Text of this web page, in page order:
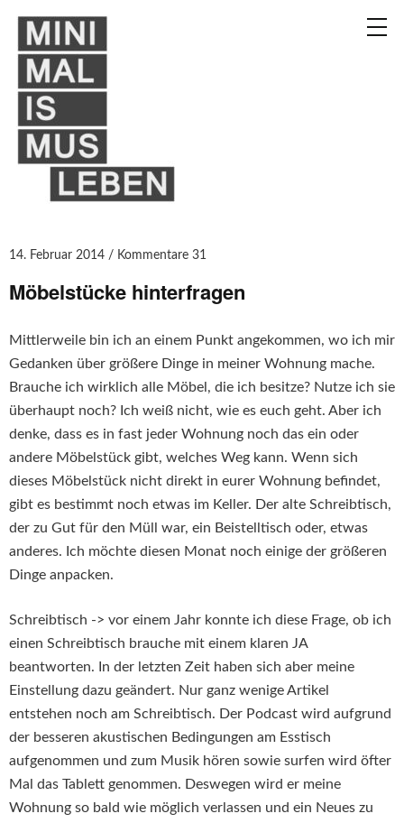
14. Februar 2014 Kommentare 31
Möbelstücke hinterfragen
Mittlerweile bin ich an einem Punkt angekommen, wo ich mir
Gedanken über größere Dinge in meiner Wohnung mache.
Brauche ich wirklich alle Möbel, die ich besitze? Nutze ich sie
überhaupt noch? Ich weiß nicht, wie es euch geht. Aber ich
denke, dass es in fast jeder Wohnung noch das ein oder
andere Möbelstück gibt, welches Weg kann. Wenn sich
dieses Möbelstück nicht direkt in eurer Wohnung befindet,
gibt es bestimmt noch etwas im Keller. Der alte Schreibtisch,
der zu Gut für den Müll war, ein Beistelltisch oder, etwas
anderes. Ich möchte diesen Monat noch einige der größeren
Dinge anpacken.
Schreibtisch -> vor einem Jahr konnte ich diese Frage, ob ich
einen Schreibtisch brauche mit einem klaren JA
beantworten. In der letzten Zeit haben sich aber meine
Einstellung dazu geändert. Nur ganz wenige Artikel
entstehen noch am Schreibtisch. Der Podcast wird aufgrund
der besseren akustischen Bedingungen am Esstisch
aufgenommen und zum Musik hören sowie surfen wird öfter
Mal das Tablett genommen. Deswegen wird er meine
Wohnung so bald wie möglich verlassen und ein Neues zu